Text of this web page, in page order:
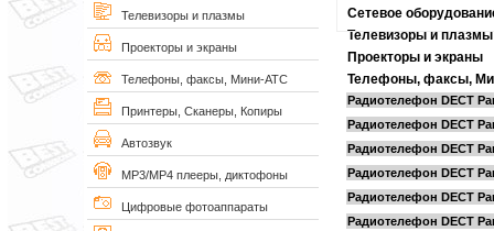
Телевизоры и плазмы
Проекторы и экраны
Телефоны, факсы, Мини-АТС
Принтеры, Сканеры, Копиры
Автозвук
MP3/MP4 плееры, диктофоны
Цифровые фотоаппараты
Сетевое
Телевизоры и плазмы
Проекторы и экраны
Телефоны, факсы,
Радиотелефон DECT
Радиотелефон DECT
Радиотелефон DECT
Радиотелефон DECT
Радиотелефон DECT
Радиотелефон DECT